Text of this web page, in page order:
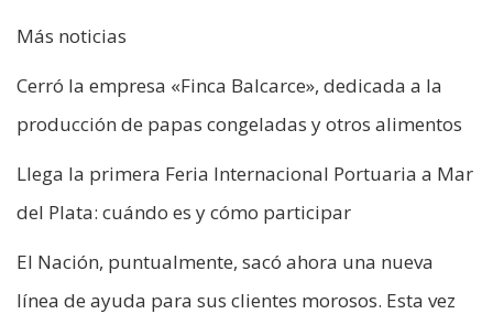
Más noticias
Cerró la empresa «Finca Balcarce», dedicada a la
producción de papas congeladas y otros alimentos
Llega la primera Feria Internacional Portuaria a Mar
del Plata: cuándo es y cómo participar
El Nación, puntualmente, sacó ahora una nueva
línea de ayuda para sus clientes morosos. Esta vez